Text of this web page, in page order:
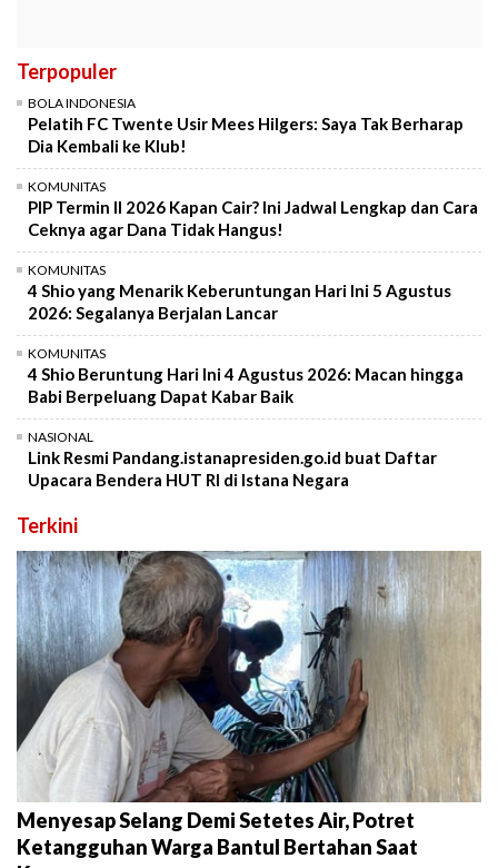
Terpopuler
BOLA INDONESIA
Pelatih FC Twente Usir Mees Hilgers: Saya Tak Berharap
Dia Kembali ke Klub!
KOMUNITAS
PIP Termin II 2026 Kapan Cair? Ini Jadwal Lengkap dan Cara
Ceknya agar Dana Tidak Hangus!
KOMUNITAS
4 Shio yang Menarik Keberuntungan Hari Ini 5 Agustus
2026: Segalanya Berjalan Lancar
KOMUNITAS
4 Shio Beruntung Hari Ini 4 Agustus 2026: Macan hingga
Babi Berpeluang Dapat Kabar Baik
NASIONAL
Link Resmi Pandang.istanapresiden.go.id buat Daftar
Upacara Bendera HUT RI di Istana Negara
Terkini
Menyesap Selang Demi Setetes Air, Potret
Ketangguhan Warga Bantul Bertahan Saat